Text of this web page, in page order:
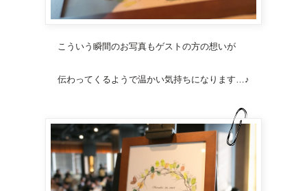
こういう瞬間のお写真もゲストの方の想いが
伝わってくるようで温かい気持ちになります…♪